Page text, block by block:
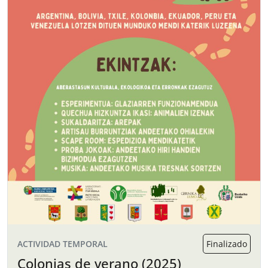
ACTIVIDAD TEMPORAL Finalizado
Colonias de verano (2025)